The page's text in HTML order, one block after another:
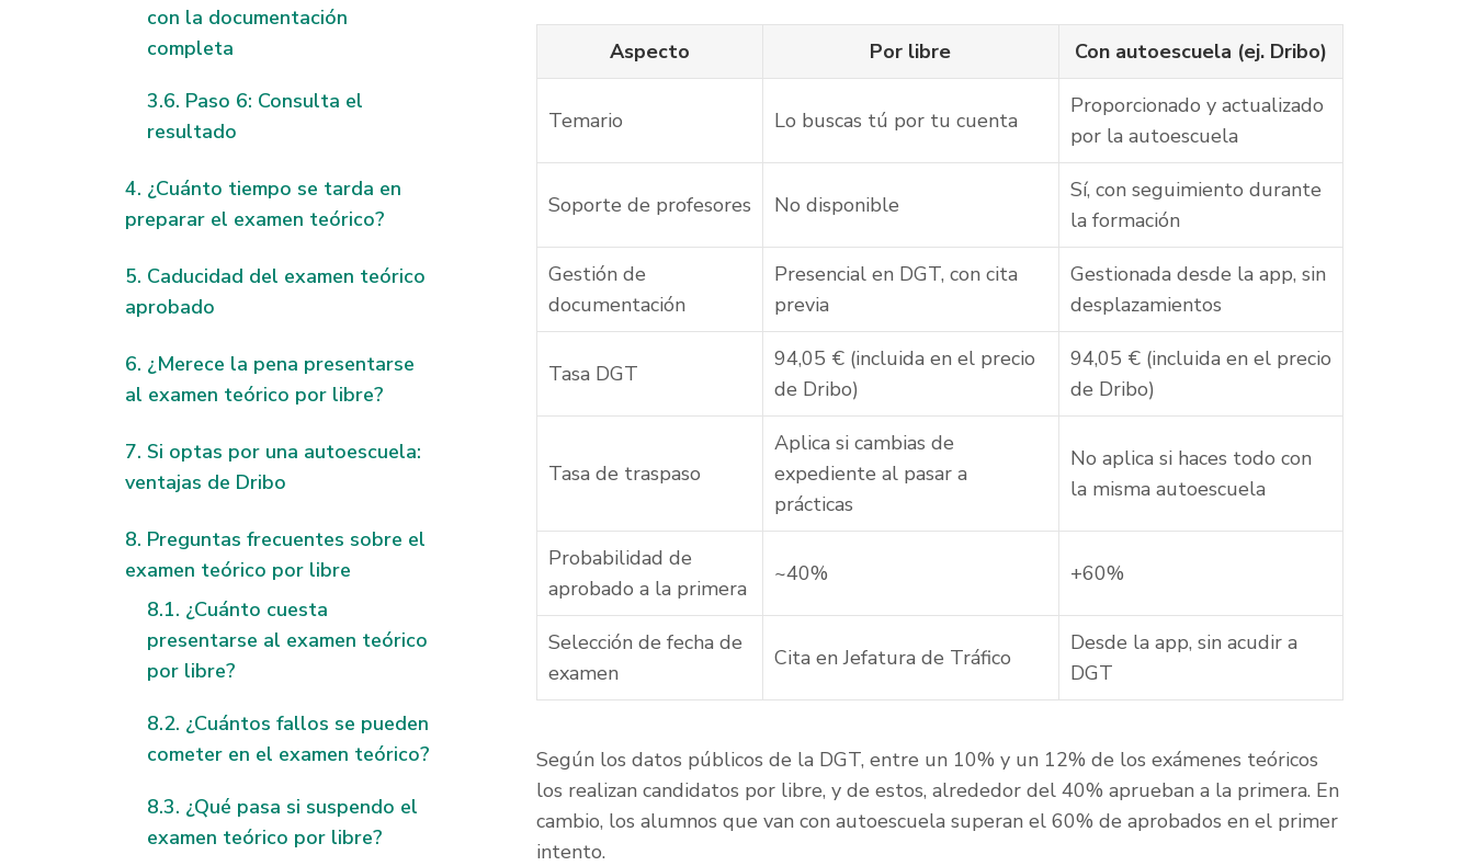
con la documentación
completa
Paso 6: Consulta el
resultado
¿Cuánto tiempo se tarda en
preparar el examen teórico?
Caducidad del examen teórico
aprobado
¿Merece la pena presentarse
al examen teórico por libre?
Si optas por una autoescuela:
ventajas de Dribo
Preguntas frecuentes sobre el
examen teórico por libre
¿Cuánto cuesta
presentarse al examen teórico
por libre?
¿Cuántos fallos se pueden
cometer en el examen teórico?
¿Qué pasa si suspendo el
examen teórico por libre?
Aspecto Por libre Con autoescuela (ej. Dribo)
Temario Lo buscas tú por tu cuenta
Proporcionado y actualizado
por la autoescuela
Soporte de profesores No disponible
Sí, con seguimiento durante
la formación
Gestión de
documentación
Presencial en DGT, con cita
previa
Gestionada desde la app, sin
desplazamientos
Tasa DGT
94,05 € (incluida en el precio
de Dribo)
94,05 € (incluida en el precio
de Dribo)
Tasa de traspaso
Aplica si cambias de
expediente al pasar a
prácticas
No aplica si haces todo con
la misma autoescuela
Probabilidad de
aprobado a la primera
~40% +60%
Selección de fecha de
examen
Cita en Jefatura de Tráfico
Desde la app, sin acudir a
DGT
Según los datos públicos de la DGT, entre un 10% y un 12% de los exámenes teóricos
los realizan candidatos por libre, y de estos, alrededor del 40% aprueban a la primera. En
cambio, los alumnos que van con autoescuela superan el 60% de aprobados en el primer
intento.